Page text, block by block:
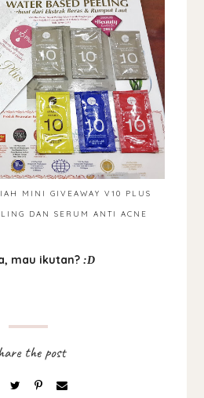
MINI GIVEAWAY V10 PLUS
DAN SERUM ANTI ACNE
mau ikutan? :D